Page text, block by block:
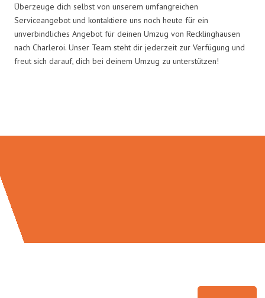
Überzeuge dich selbst von unserem umfangreichen
Serviceangebot und kontaktiere uns noch heute für ein
unverbindliches Angebot für deinen Umzug von Recklinghausen
nach Charleroi. Unser Team steht dir jederzeit zur Verfügung und
freut sich darauf, dich bei deinem Umzug zu unterstützen!